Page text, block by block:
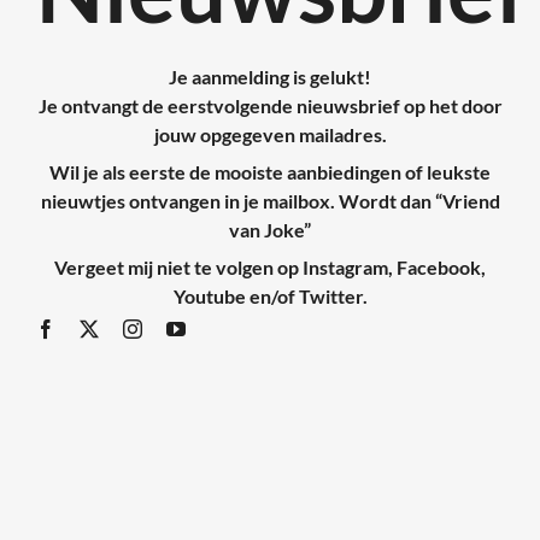
Je aanmelding is gelukt!
Je ontvangt de eerstvolgende nieuwsbrief op het door
jouw opgegeven mailadres.
Wil je als eerste de mooiste aanbiedingen of leukste
nieuwtjes ontvangen in je mailbox. Wordt dan “Vriend
van Joke”
Vergeet mij niet te volgen op Instagram, Facebook,
Youtube en/ofTwitter.